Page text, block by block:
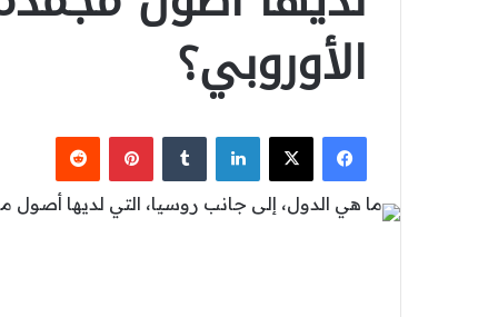
الأوروبي؟
فيسبوك
‫X لينكدإن بينتيريست